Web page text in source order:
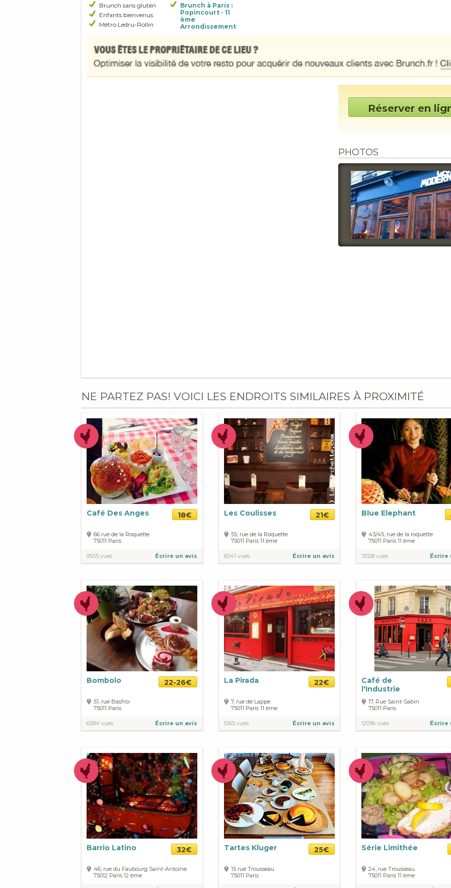
Brunch sans gluten
Enfants bienvenus
Métro Ledru-Rollin
Brunch à Paris :
Popincourt - 11
ème
Arrondissement
Réserver en
PHOTOS
NE PARTEZ PAS! VOICI LES ENDROITS SIMILAIRES À PROXIMITÉ
Café Des Anges 18€
66 rue de la Roquette
75011 Paris
9555 vues Écrire un avis
Les Coulisses 21€
55, rue de la Roquette
75011 Paris 11 ème
6041 vues Écrire un avis
Blue Elephant
43/45, rue de la roquette
75011 Paris 11 ème
11028 vues Écrire
Bombolo 22-26€
51, rue Basfroi
75011 Paris
6584 vues Écrire un avis
La Pirada 22€
7, rue de Lappe
75011 Paris 11 ème
5165 vues Écrire un avis
Café de
l'Industrie
17, Rue Saint-Sabin
75011 Paris
12096 vues Écrire
Barrio Latino 32€
46, rue du Faubourg Saint-Antoine
75012 Paris 12 ème
Tartes Kluger 25€
15 rue Trousseau
75011 Paris
Série Limithée
24, rue Trousseau
75011 Paris 11 ème